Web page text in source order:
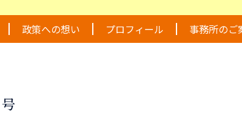
政策への想い プロフィール 事務所のご